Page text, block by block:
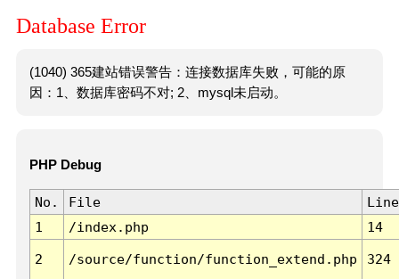
Database Error
(1040) 365建站错误警告：连接数据库失败，可能的原
因：1、数据库密码不对; 2、mysql未启动。
PHP Debug
No. File
Line
1
/index.php 14
2 /source/function/function_extend.php 324